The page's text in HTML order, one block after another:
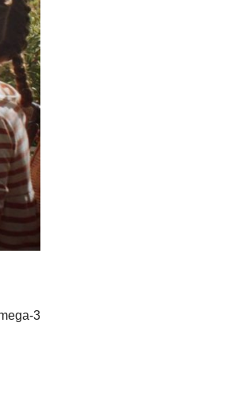
3